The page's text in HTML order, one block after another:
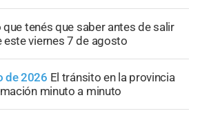
que tenés que saber antes de salir
este viernes 7 de agosto
de 2026 El tránsito en la provincia
minuto a minuto